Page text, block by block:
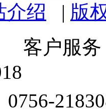
介绍 | 版
客户服务
0756-